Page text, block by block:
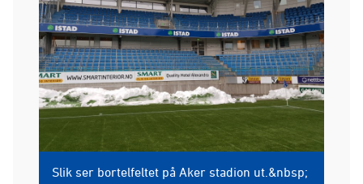
Slik ser bortelfeltet på Aker stadion ut.&nbsp;